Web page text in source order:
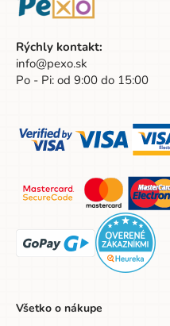
Rýchly kontakt:
info@pexo.sk
Po - Pi: od 9:00 do 15:00
Všetko o nákupe